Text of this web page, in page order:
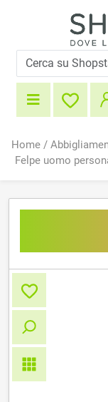
Home /
Felpe uomo